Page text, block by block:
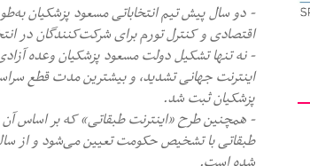
لندن
- دو سال پیش تیم انتخاباتی مسعود پزشکیان
اقتصادی و کنترل تورم برای شرکت‌کنندگان در
- نه تنها تشکیل دولت مسعود پزشکیان وعده
اینترنت جهانی تشدید، و بیشترین مدت قطع
پزشکیان ثبت شد.
- همچنین طرح «اینترنت طبقاتی» که بر اساس
طبقاتی با تشخیص حکومت تعیین می‌شود و از